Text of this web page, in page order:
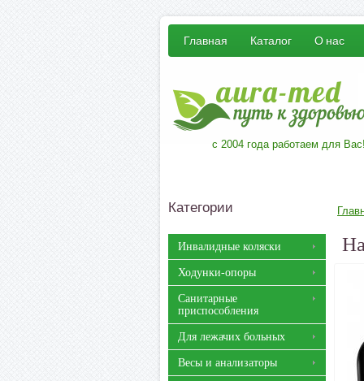
Главная Каталог О нас
с 2004 года работаем для Вас!
Категории
Инвалидные коляски
Ходунки-опоры
Санитарные
приспособления
Для лежачих больных
Весы и анализаторы